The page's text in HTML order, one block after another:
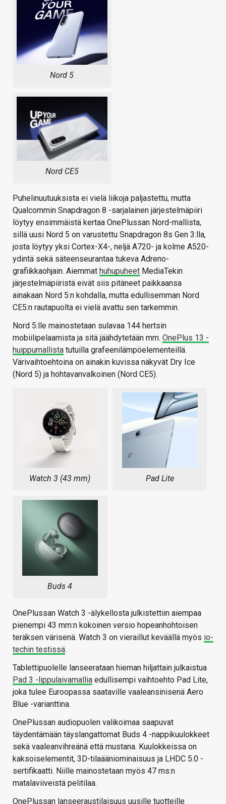
Nord 5
Nord CE5
Puhelinuutuuksista ei vielä liikoja paljastettu, mutta
Qualcommin Snapdragon 8 -sarjalainen järjestelmäpiiri
löytyy ensimmäistä kertaa OnePlussan Nord-mallista,
sillä uusi Nord 5 on varustettu Snapdragon 8s Gen 3:lla,
josta löytyy yksi Cortex-X4-, neljä A720- ja kolme A520-
ydintä sekä säteenseurantaa tukeva Adreno-
grafiikkaohjain. Aiemmat huhupuheet MediaTekin
järjestelmäpiiristä eivät siis pitäneet paikkaansa
ainakaan Nord 5:n kohdalla, mutta edullisemman Nord
CE5:n rautapuolta ei vielä avattu sen tarkemmin.
Nord 5:lle mainostetaan sulavaa 144 hertsin
mobiilipelaamista ja sitä jäähdytetään mm. OnePlus 13 -
huippumallista tutuilla grafeenilämpöelementeillä.
Värivaihtoehtoina on ainakin kuvissa näkyvät Dry Ice
(Nord 5) ja hohtavanvalkoinen (Nord CE5).
Watch 3 (43 mm) Pad Lite
Buds 4
OnePlussan Watch 3 -älykellosta julkistettiin aiempaa
pienempi 43 mm:n kokoinen versio hopeanhohtoisen
teräksen värisenä. Watch 3 on vieraillut keväällä myös io-
techin testissä.
Tablettipuolelle lanseerataan hieman hiljattain julkaistua
Pad 3 -lippulaivamallia edullisempi vaihtoehto Pad Lite,
joka tulee Euroopassa saataville vaaleansinisenä Aero
Blue -varianttina.
OnePlussan audiopuolen valikoimaa saapuvat
täydentämään täyslangattomat Buds 4 -nappikuulokkeet
sekä vaaleanvihreänä että mustana. Kuulokkeissa on
kaksoiselementit, 3D-tilaääniominaisuus ja LHDC 5.0 -
sertifikaatti. Niille mainostetaan myös 47 ms:n
matalaviiveistä pelitilaa.
OnePlussan lanseeraustilaisuus uusille tuotteille